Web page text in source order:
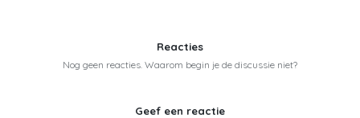
Reacties
Nog geen reacties. Waarom begin je de discussie niet?
Geef een reactie